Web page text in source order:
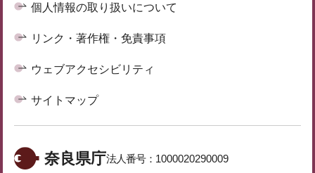
個人情報の取り扱いについて
リンク・著作権・免責事項
ウェブアクセシビリティ
サイトマップ
奈良県庁法人番号： 1000020290009